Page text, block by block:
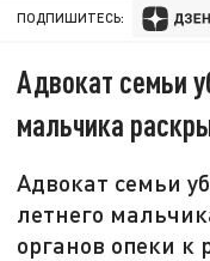
ПОДПИШИТЕСЬ:
Адвокат семьи
мальчика
Адвокат семьи
летнего
органов опеки к